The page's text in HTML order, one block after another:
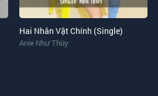
Hai Nhân Vật Chính (Single)
Anie Như Thùy